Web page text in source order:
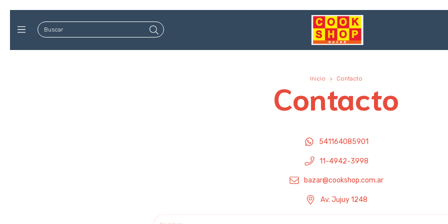
Inicio > Contacto
Contacto
541164085901
11-4942-3998
bazar@cookshop.com.ar
Av. Jujuy 1248